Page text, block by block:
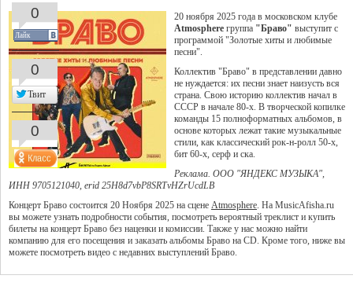
20 ноября 2025 года в московском клубе
Atmosphere группа "Браво" выступит с
программой "Золотые хиты и любимые
песни".
Коллектив "Браво" в представлении давно
не нуждается: их песни знает наизусть вся
страна. Свою историю коллектив начал в
СССР в начале 80-х. В творческой копилке
команды 15 полноформатных альбомов, в
основе которых лежат такие музыкальные
стили, как классический рок-н-ролл 50-х,
бит 60-х, серф и ска.
Реклама. ООО "ЯНДЕКС МУЗЫКА",
ИНН 9705121040, erid 25H8d7vbP8SRTvHZrUcdLB
Концерт Браво состоится 20 Ноября 2025 на сцене Atmosphere. На MusicAfisha.ru
вы можете узнать подробности события, посмотреть вероятный треклист и купить
билеты на концерт Браво без наценки и комиссии. Также у нас можно найти
компанию для его посещения и заказать альбомы Браво на CD. Кроме того, ниже вы
можете посмотреть видео с недавних выступлений Браво.
0
Лайк
0
Твит
0